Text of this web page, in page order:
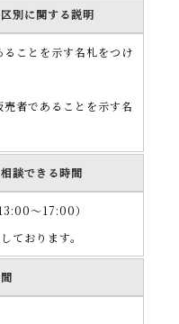
別に関する説明
ことを示す名札をつけ
者であることを示す名
談できる時間
～17:00）
おります。